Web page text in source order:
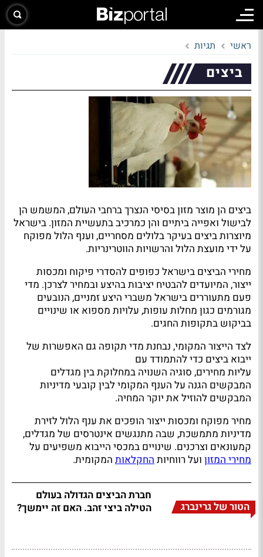
ראשי תגיות
ביצים
ביצים הן מוצר מזון בסיסי הנצרך ברחבי העולם, המשמש הן
לבישול ואפייה ביתיים והן כמרכיב בתעשיית המזון. בישראל
מיוצרות ביצים בעיקר בלולים מסחריים, וענף הלול מפוקח
על ידי מועצת הלול והרשויות הווטרינריות.
מחירי הביצים בישראל כפופים להסדרי פיקוח ומכסות
ייצור, המיועדים להבטיח יציבות בהיצע ובמחיר לצרכן. מדי
פעם מתעוררים בישראל משברי היצע זמניים, הנובעים
מגורמים כגון מחלות עופות, עלויות מספוא או שינויים
בביקוש בתקופות החגים.
לצד הייצור המקומי, נבחנת מדי תקופה גם האפשרות של
ייבוא ביצים כדי להתמודד עם
עליות מחירים, סוגיה השנויה במחלוקת בין מגדלים
המבקשים הגנה על הענף המקומי לבין קובעי מדיניות
המבקשים להוזיל את יוקר המחיה.
מחיר מפוקח ומכסות ייצור הופכים את ענף הלול לזירת
מדיניות מתמשכת, שבה מתנגשים אינטרסים של מגדלים,
קמעונאים וצרכנים. שינויים במכסי הייבוא משפיעים על
מחירי המזון ועל רווחיותהחקלאות המקומית.
הטור של גרינברג
חברת הביצים הגדולה בעולם
הטילה ביצי זהב. האם זה יימשך?